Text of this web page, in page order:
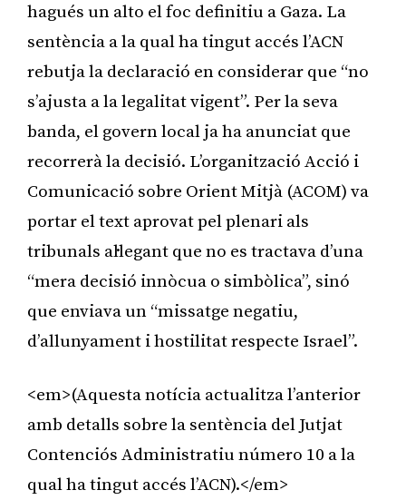
hagués un alto el foc definitiu a Gaza. La
sentència a la qual ha tingut accés l’ACN
rebutja la declaració en considerar que “no
s’ajusta a la legalitat vigent”. Per la seva
banda, el govern local ja ha anunciat que
recorrerà la decisió. L’organització Acció i
Comunicació sobre Orient Mitjà (ACOM) va
portar el text aprovat pel plenari als
tribunals al·legant que no es tractava d’una
“mera decisió innòcua o simbòlica”, sinó
que enviava un “missatge negatiu,
d’allunyament i hostilitat respecte Israel”.
<em>(Aquesta notícia actualitza l’anterior
amb detalls sobre la sentència del Jutjat
Contenciós Administratiu número 10 a la
qual ha tingut accés l’ACN).</em>